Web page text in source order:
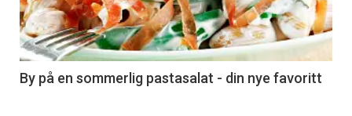
nå
-
5
By på en sommerlig pastasalat - din nye favoritt